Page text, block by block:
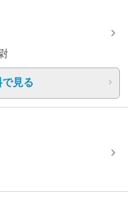
見る